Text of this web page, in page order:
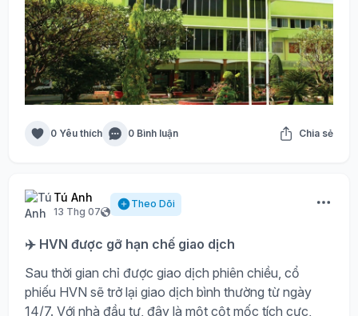
0 Yêu thích 0 Bình luận Chia sẻ
Tú Anh
13 Thg 07
Theo Dõi
✈️ HVN được gỡ hạn chế giao dịch
Sau thời gian chỉ được giao dịch phiên chiều, cổ
phiếu HVN sẽ trở lại giao dịch bình thường từ ngày
14/7. Với nhà đầu tư, đây là một cột mốc tích cực,